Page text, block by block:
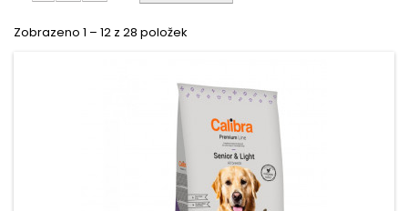
Zobrazeno 1 – 12 z 28 položek